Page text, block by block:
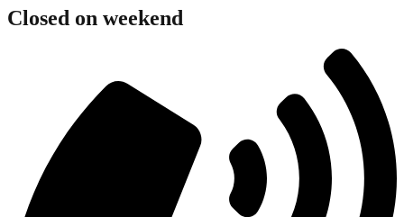
Closed on weekend